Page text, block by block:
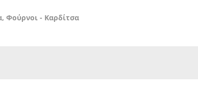
Φούρνοι - Καρδίτσα